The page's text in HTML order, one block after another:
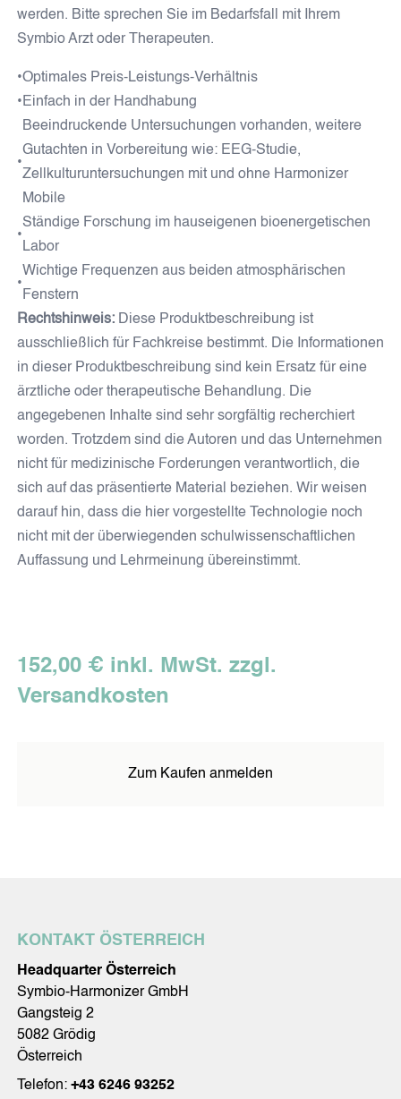
EVENTS
ÜBER UNS
Team
Job
Methode
Gutachten
Referenzen
Impressum
werden. Bitte sprechen Sie im Bedarfsfall mit Ihrem
Symbio Arzt oder Therapeuten.
•Optimales Preis-Leistungs-Verhältnis
• Einfach in der Handhabung
•
Beeindruckende Untersuchungen vorhanden, weitere
Gutachten in Vorbereitung wie: EEG-Studie,
Zellkulturuntersuchungen mit und ohne Harmonizer
Mobile
•
Ständige Forschung im hauseigenen bioenergetischen
Labor
•
Wichtige Frequenzen aus beiden atmosphärischen
Fenstern
Rechtshinweis:Diese Produktbeschreibung ist
ausschließlich für Fachkreise bestimmt. Die Informationen
in dieser Produktbeschreibung sind kein Ersatz für eine
ärztliche oder therapeutische Behandlung. Die
angegebenen Inhalte sind sehr sorgfältig recherchiert
worden. Trotzdem sind die Autoren und das Unternehmen
nicht für medizinische Forderungen verantwortlich, die
sich auf das präsentierte Material beziehen. Wir weisen
darauf hin, dass die hier vorgestellte Technologie noch
nicht mit der überwiegenden schulwissenschaftlichen
Auffassung und Lehrmeinung übereinstimmt.
152,00 € inkl. MwSt. zzgl.
Versandkosten
Zum Kaufen anmelden
KONTAKT ÖSTERREICH
Headquarter Österreich
Symbio-Harmonizer GmbH
Gangsteig 2
5082 Grödig
Österreich
Telefon: +43 6246 93252